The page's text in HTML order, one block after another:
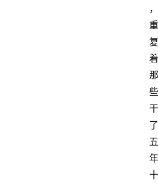
，
重
复
着
那
些
干
了
五
年
十